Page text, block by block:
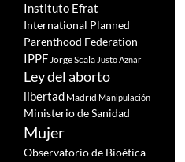
Instituto Efrat
International Planned
Parenthood Federation
IPPFJorge Scala Justo Aznar
Ley del aborto
libertad Madrid Manipulación
Ministerio de Sanidad
Mujer
Observatorio de Bioética